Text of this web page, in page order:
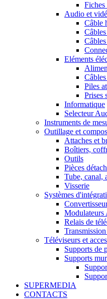
Fiches
Audio et
Câble
Eléments
Piles
Prises
Informatique
Selecteur
Instruments de
Outillage et
Attaches et
Boîtiers,
Outils
Pièces
Tube, canal,
Visserie
Systèmes
Modulateurs
Relais de
Téléviseurs et
Supports de
Supports
SUPERMEDIA
CONTACTS